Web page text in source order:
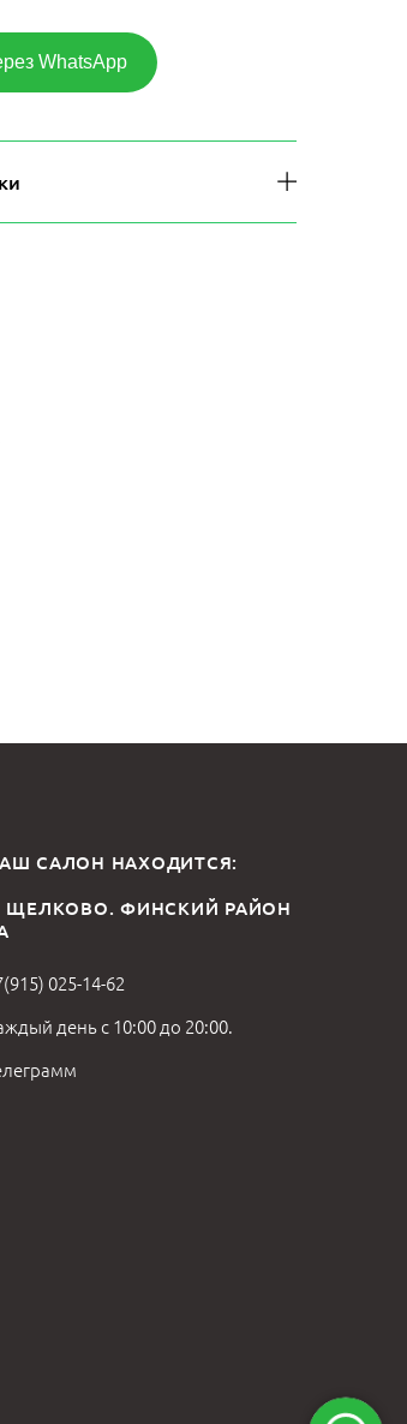
WhatsApp
САЛОН НАХОДИТСЯ:
ЩЕЛКОВО. ФИНСКИЙ РАЙОН
025-14-62
день с 10:00 до 20:00.